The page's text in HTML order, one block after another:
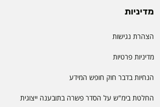
מדיניות
הצהרת נגישות
מדיניות פרטיות
הנחיות בדבר חוק חופש המידע
החלטת בימ"ש על הסדר פשרה בתובענה ייצוגית